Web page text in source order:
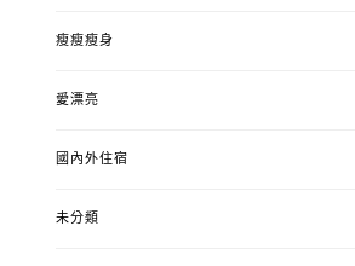
瘦瘦瘦身
愛漂亮
國內外住宿
未分類